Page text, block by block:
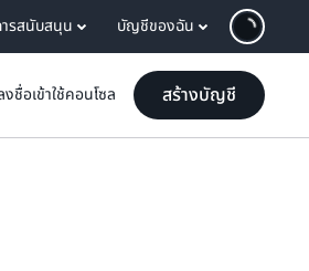
รสนับสนุน บัญชีของฉัน
งชื่อเข้าใช้คอนโซล สร้างบัญชี